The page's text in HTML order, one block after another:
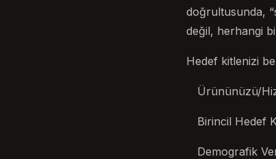
doğrultusunda,
değil, herhangi
Hedef kitlenizi
Ürününüzü/
Birincil Hedef
Demografik